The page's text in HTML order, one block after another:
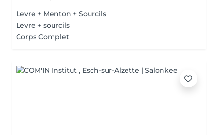
Levre + Menton + Sourcils
Levre + sourcils
Corps Complet